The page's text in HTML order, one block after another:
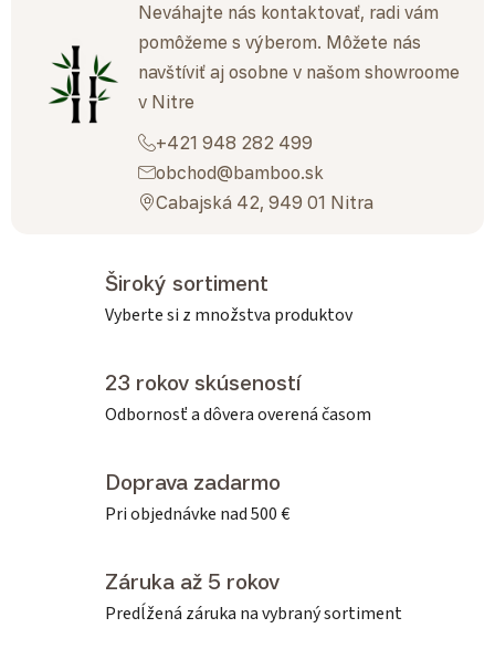
Neváhajte nás kontaktovať, radi vám
pomôžeme s výberom. Môžete nás
navštíviť aj osobne v našom showroome
v Nitre
+421 948 282 499
obchod@bamboo.sk
Cabajská 42, 949 01 Nitra
Široký sortiment
Vyberte si z množstva produktov
23 rokov skúseností
Odbornosť a dôvera overená časom
Doprava zadarmo
Pri objednávke nad 500 €
Záruka až 5 rokov
Predĺžená záruka na vybraný sortiment